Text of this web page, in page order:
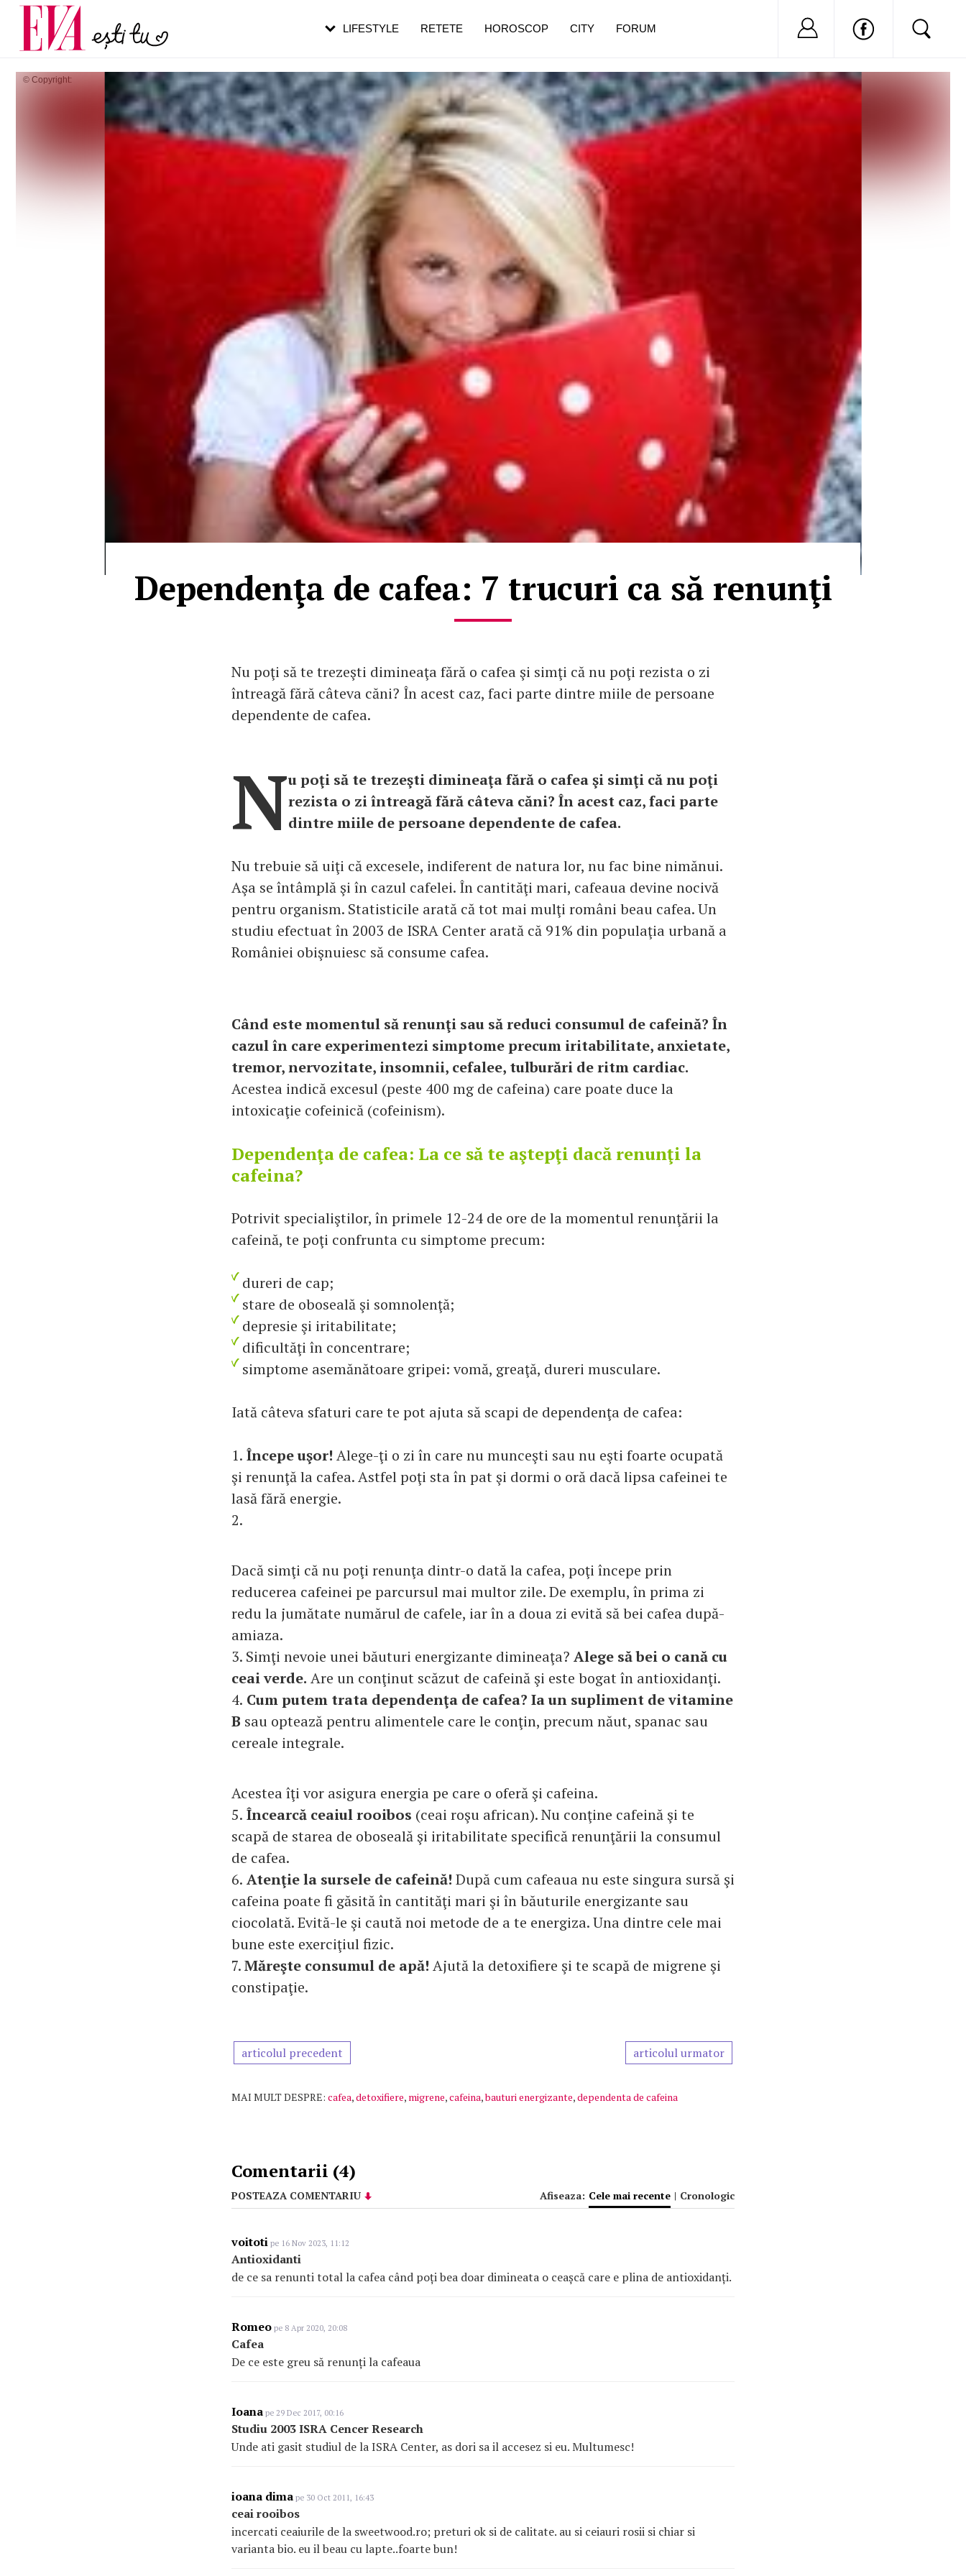
© Copyright:
Dependenţa de cafea: 7 trucuri ca să renunţi
Nu poţi să te trezeşti dimineaţa fără o cafea şi simţi că nu poţi rezista o zi
întreagă fără câteva căni? În acest caz, faci parte dintre miile de persoane
dependente de cafea.
Nu poţi să te trezeşti dimineaţa fără o cafea şi simţi că nu poţi
rezista o zi întreagă fără câteva căni? În acest caz, faci parte
dintre miile de persoane dependente de cafea.
Nu trebuie să uiţi că excesele, indiferent de natura lor, nu fac bine nimănui.
Aşa se întâmplă şi în cazul cafelei. În cantităţi mari, cafeaua devine nocivă
pentru organism. Statisticile arată că tot mai mulţi români beau cafea. Un
studiu efectuat în 2003 de ISRA Center arată că 91% din populaţia urbană a
României obişnuiesc să consume cafea.
Când este momentul să renunţi sau să reduci consumul de cafeină? În
cazul în care experimentezi simptome precum iritabilitate, anxietate,
tremor, nervozitate, insomnii, cefalee, tulburări de ritm cardiac.
Acestea indică excesul (peste 400 mg de cafeina) care poate duce la
intoxicaţie cofeinică (cofeinism).
Dependenţa de cafea: La ce să te aştepţi dacă renunţi la
cafeina?
Potrivit specialiştilor, în primele 12-24 de ore de la momentul renunţării la
cafeină, te poţi confrunta cu simptome precum:
dureri de cap;
stare de oboseală şi somnolenţă;
depresie şi iritabilitate;
dificultăţi în concentrare;
simptome asemănătoare gripei: vomă, greaţă, dureri musculare.
Iată câteva sfaturi care te pot ajuta să scapi de dependenţa de cafea:
1. Începe uşor! Alege-ţi o zi în care nu munceşti sau nu eşti foarte ocupată
şi renunţă la cafea. Astfel poţi sta în pat şi dormi o oră dacă lipsa cafeinei te
lasă fără energie.
2.
Dacă simţi că nu poţi renunţa dintr-o dată la cafea, poţi începe prin
reducerea cafeinei pe parcursul mai multor zile. De exemplu, în prima zi
redu la jumătate numărul de cafele, iar în a doua zi evită să bei cafea după-
amiaza.
3. Simţi nevoie unei băuturi energizante dimineaţa? Alege să bei o cană cu
ceai verde. Are un conţinut scăzut de cafeină şi este bogat în antioxidanţi.
4. Cum putem trata dependenţa de cafea? Ia un supliment de vitamine
B sau optează pentru alimentele care le conţin, precum năut, spanac sau
cereale integrale.
Acestea îţi vor asigura energia pe care o oferă şi cafeina.
5. Încearcă ceaiul rooibos (ceai roşu african). Nu conţine cafeină şi te
scapă de starea de oboseală şi iritabilitate specifică renunţării la consumul
de cafea.
6. Atenţie la sursele de cafeină! După cum cafeaua nu este singura sursă şi
cafeina poate fi găsită în cantităţi mari şi în băuturile energizante sau
ciocolată. Evită-le şi caută noi metode de a te energiza. Una dintre cele mai
bune este exerciţiul fizic.
7.Măreşte consumul de apă! Ajută la detoxifiere şi te scapă de migrene şi
constipaţie.
articolul precedent articolul urmator
MAI MULT DESPRE: cafea,detoxifiere, migrene,cafeina,bauturi energizante,dependenta de cafeina
Comentarii (4)
POSTEAZA COMENTARIU Afiseaza: Cele mai recente | Cronologic
voitoti pe 16 Nov 2023, 11:12
Antioxidanti
de ce sa renunti total la cafea când poți bea doar dimineata o ceașcă care e plina de antioxidanți.
Romeo pe 8 Apr 2020, 20:08
Cafea
De ce este greu să renunți la cafeaua
Ioana pe 29 Dec 2017, 00:16
Studiu 2003 ISRA Cencer Research
Unde ati gasit studiul de la ISRA Center, as dori sa il accesez si eu. Multumesc!
ioana dima pe 30 Oct 2011, 16:43
ceai rooibos
incercati ceaiurile de la sweetwood.ro; preturi ok si de calitate. au si ceiauri rosii si chiar si
varianta bio. eu il beau cu lapte..foarte bun!
LIFESTYLE RETETE HOROSCOP CITY FORUM Nu ai cont?
Carieră
Actualitate
pe măsură ce înaintezi în vârstă